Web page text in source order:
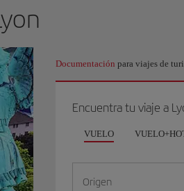
Documentación para viajes de
Encuentra tu viaje a
VUELO
Origen